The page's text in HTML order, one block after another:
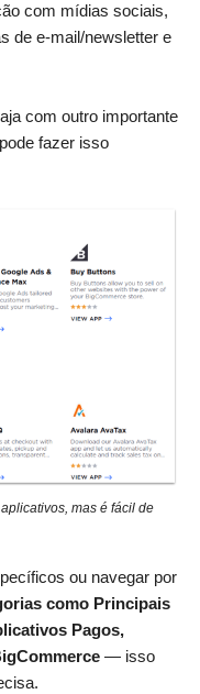
com mídias sociais,
de e-mail/newsletter e
com outro importante
fazer isso
mas é fácil de
ou navegar por
como Principais
Pagos,
— isso